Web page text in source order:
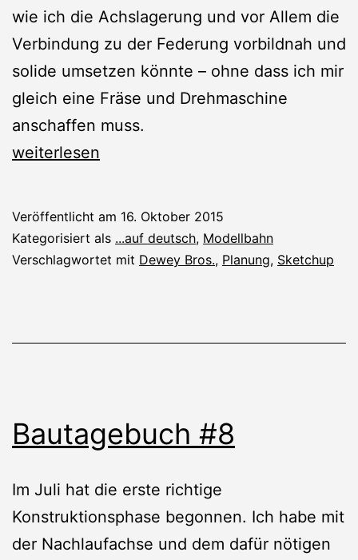
wie ich die Achslagerung und vor Allem die
Verbindung zu der Federung vorbildnah und
solide umsetzen könnte – ohne dass ich mir
gleich eine Fräse und Drehmaschine
anschaffen muss.
3D-
weiterlesen
Veröffentlicht am 16. Oktober 2015
Kategorisiert als ...auf deutsch, Modellbahn
Verschlagwortet mit Dewey Bros., Planung, Sketchup
Bautagebuch #8
Im Juli hat die erste richtige
Konstruktionsphase begonnen. Ich habe mit
der Nachlaufachse und dem dafür nötigen